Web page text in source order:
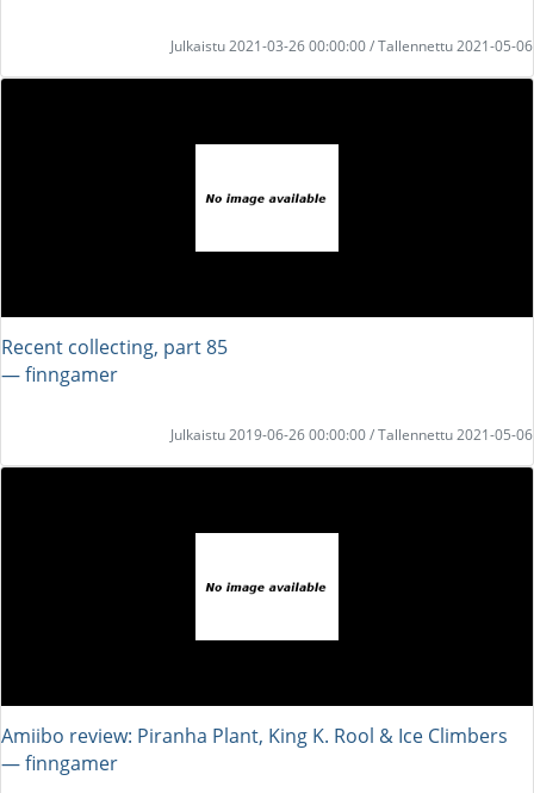
Julkaistu 2021-03-26 00:00:00 / Tallennettu 2021-05-06
Recent collecting, part 85
― finngamer
Julkaistu 2019-06-26 00:00:00 / Tallennettu 2021-05-06
Amiibo review: Piranha Plant, King K. Rool & Ice Climbers
― finngamer